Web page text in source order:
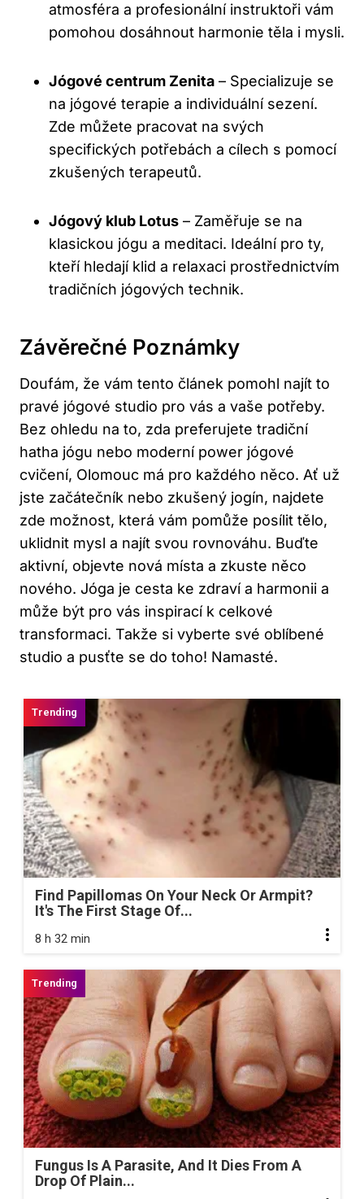
atmosféra a ⁣profesionální instruktoři⁣ vám
pomohou dosáhnout harmonie těla i mysli.
Jógové centrum Zenita – Specializuje se
na jógové terapie a individuální ⁣sezení.
Zde můžete pracovat na svých
specifických potřebách a cílech s pomocí
zkušených terapeutů.
Jógový klub Lotus – Zaměřuje se na
klasickou jógu a meditaci. Ideální pro ty,
kteří hledají klid a relaxaci prostřednictvím
tradičních jógových technik.
Závěrečné‌ Poznámky
Doufám, že vám tento článek pomohl najít to
pravé jógové studio pro vás a vaše potřeby.
Bez ⁤ohledu na to, zda preferujete tradiční
‌hatha jógu nebo moderní power jógové
cvičení, Olomouc má pro každého něco. Ať už
jste začátečník ​nebo​ zkušený ‍jogín, najdete
zde možnost, která vám pomůže posílit tělo,
uklidnit‍ mysl a najít svou ‌rovnováhu. Buďte
aktivní, objevte ⁣nová ‍místa‌ a zkuste něco
nového. Jóga je⁣ cesta ke zdraví a ​harmonii‍ a
může být pro vás​ inspirací k celkové
transformaci. Takže si vyberte své oblíbené
studio a⁢ pusťte se do toho! Namasté.
Find Papillomas On Your Neck Or Armpit?
It's The First Stage Of...
8 h 32 min
Fungus Is A Parasite, And It Dies From A
Drop Of Plain...